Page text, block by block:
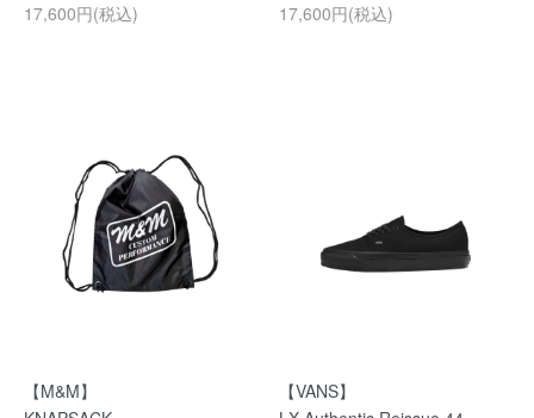
17,600円(税込)
17,600円(税込)
【M&M】
【VANS】